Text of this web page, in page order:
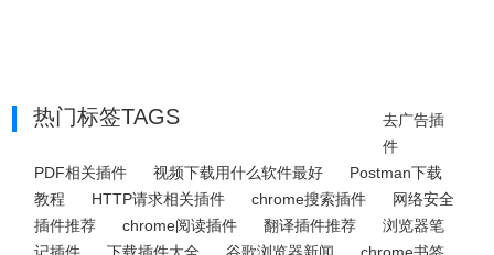
热门标签TAGS
去广告插
件
PDF相关插件
视频下载用什么软件最好
Postman下载
教程
HTTP请求相关插件 chrome搜索插件
网络安全
插件推荐
chrome阅读插件 翻译插件推荐
浏览器笔